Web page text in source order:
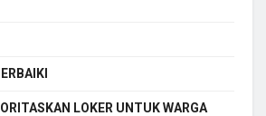
LOKER UNTUK WARGA